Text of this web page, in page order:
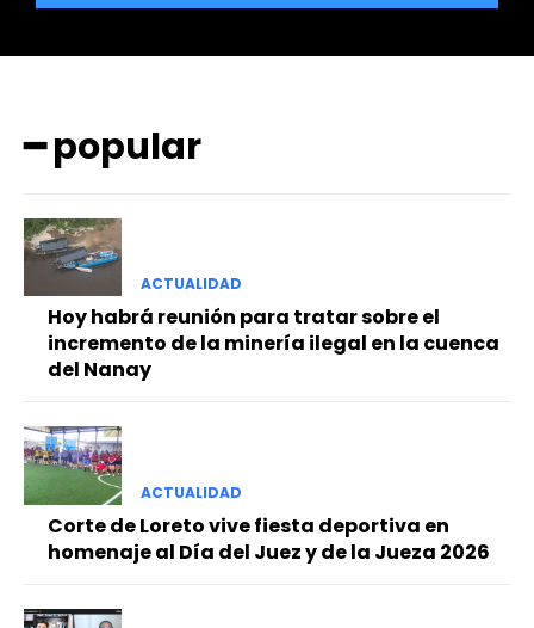
━ Planes
━ popular
ACTUALIDAD
Hoy habrá reunión para tratar sobre el
incremento de la minería ilegal en la cuenca
del Nanay
ACTUALIDAD
Corte de Loreto vive fiesta deportiva en
homenaje al Día del Juez y de la Jueza 2026